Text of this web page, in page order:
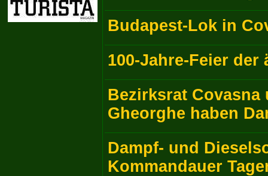
Budapest-Lok in
100-Jahre-Feier
Bezirksrat Covasna
Gheorghe haben
Dampf- und
Kommandauer